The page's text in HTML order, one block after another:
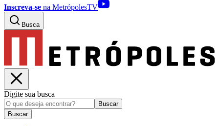
Inscreva-se na MetrópolesTV
Busca
Digite sua busca
Buscar
Buscar